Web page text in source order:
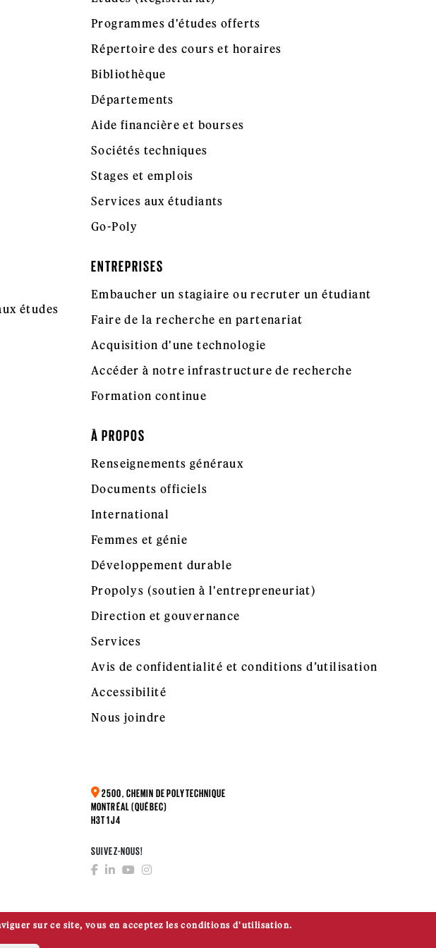
Programmes d'études offerts
Répertoire des cours et horaires
Bibliothèque
Départements
Aide financière et bourses
Sociétés techniques
Stages et emplois
Services aux étudiants
Go-Poly
études
ENTREPRISES
Embaucher un stagiaire ou recruter un étudiant
Faire de la recherche en partenariat
Acquisition d'une technologie
Accéder à notre infrastructure de recherche
Formation continue
À PROPOS
Renseignements généraux
Documents officiels
International
Femmes et génie
Développement durable
Propolys (soutien à l'entrepreneuriat)
Direction et gouvernance
Services
Avis de confidentialité et conditions d’utilisation
Accessibilité
Nous joindre
2500, CHEMIN DE POLYTECHNIQUE
MONTRÉAL (QUÉBEC)
H3T 1J4
SUIVEZ-NOUS!
sur ce site, vous en acceptez les conditions d'utilisation.